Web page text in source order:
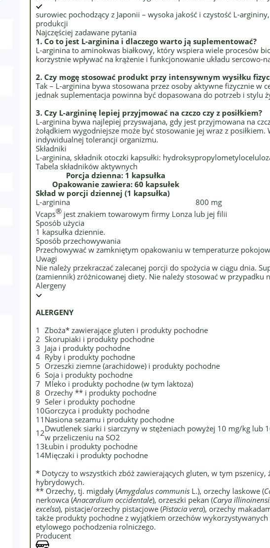
surowiec pochodzący z Japonii – wysoka jakość i czystość L-
produkcji
Najczęściej zadawane pytania
1. Co to jest L-arginina i dlaczego warto ją suplementować?
L-arginina to aminokwas białkowy, który wspiera wiele procesów
korzystnie wpływać na krążenie i funkcjonowanie układu sercowo-
2. Czy mogę stosować produkt przy intensywnym wysiłku
Tak – L-arginina bywa stosowana przez osoby aktywne fizycznie w
jednak suplementacja powinna być dopasowana do potrzeb i stylu
3. Czy L-argininę lepiej przyjmować na czczo czy z posiłkiem?
L-arginina bywa najlepiej przyswajana, gdy jest przyjmowana na
żołądkiem wygodniejsze może być stosowanie jej wraz z
indywidualnej tolerancji organizmu.
Składniki
L-arginina, składnik otoczki kapsułki:
Tabela składników aktywnych
Porcja dzienna: 1 kapsułka
Opakowanie zawiera: 60 kapsułek
Skład w porcji dziennej (1 kapsułka)
L-arginina
800 mg
Vcaps® jest znakiem towarowym firmy Lonza lub jej filii
Sposób użycia
1 kapsułka dziennie.
Sposób przechowywania
Przechowywać w zamkniętym opakowaniu w temperaturze
Uwagi
Nie należy przekraczać zalecanej porcji do spożycia w ciągu dnia.
(zamiennik) zróżnicowanej diety. Nie należy stosować w przypadku
Alergeny
ALERGENY
1 Zboża* zawierające gluten i produkty pochodne
2 Skorupiaki i produkty pochodne
3 Jaja i produkty pochodne
4 Ryby i produkty pochodne
5 Orzeszki ziemne (arachidowe) i produkty pochodne
6 Soja i produkty pochodne
7 Mleko i produkty pochodne (w tym laktoza)
8 Orzechy ** i produkty pochodne
9 Seler i produkty pochodne
10Gorczyca i produkty pochodne
11 Nasiona sezamu i produkty pochodne
12Dwutlenek siarki i siarczyny w stężeniach powyżej 10 mg/kg lub
w przeliczeniu na SO2
13Łubin i produkty pochodne
14Mięczaki i produkty pochodne
* Dotyczy to wszystkich zbóż zawierających gluten, w tym
hybrydowych.
** Orzechy, tj. migdały (Amygdalus communis L.), orzechy laskowe (
nerkowca (Anacardium occidentale), orzeszki pekan (Carya
excelsa), pistacje/orzechy pistacjowe (Pistacia vera), orzechy
także produkty pochodne z wyjątkiem orzechów
etylowego pochodzenia rolniczego.
Producent